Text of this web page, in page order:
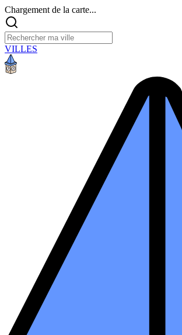
Chargement de la carte...
VILLES